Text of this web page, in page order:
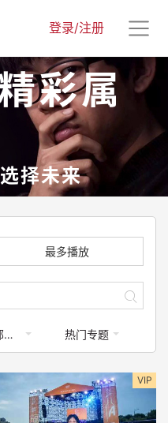
登录/注册
彩属
择未来
最多播放
全部梦享家 热门专题
VIP